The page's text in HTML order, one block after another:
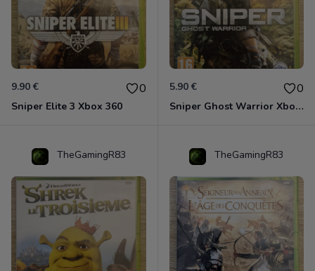
9.90 € 0
Sniper Elite 3 Xbox 360
5.90 € 0
Sniper Ghost Warrior Xbox 360
TheGamingR83 TheGamingR83